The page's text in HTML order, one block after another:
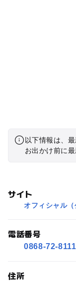
以下情報は、
お出かけ前に
サイト
オフィシャル
電話番号
0868-72-8111
住所